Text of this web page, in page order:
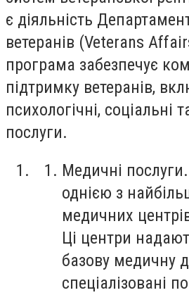
є діяльність
ветеранів (Veterans
програма забезпечує
підтримку ветеранів,
психологічні, соціальні
послуги.
Медичні
однією з
медичних
Ці центри
базову медичну
спеціалізовані